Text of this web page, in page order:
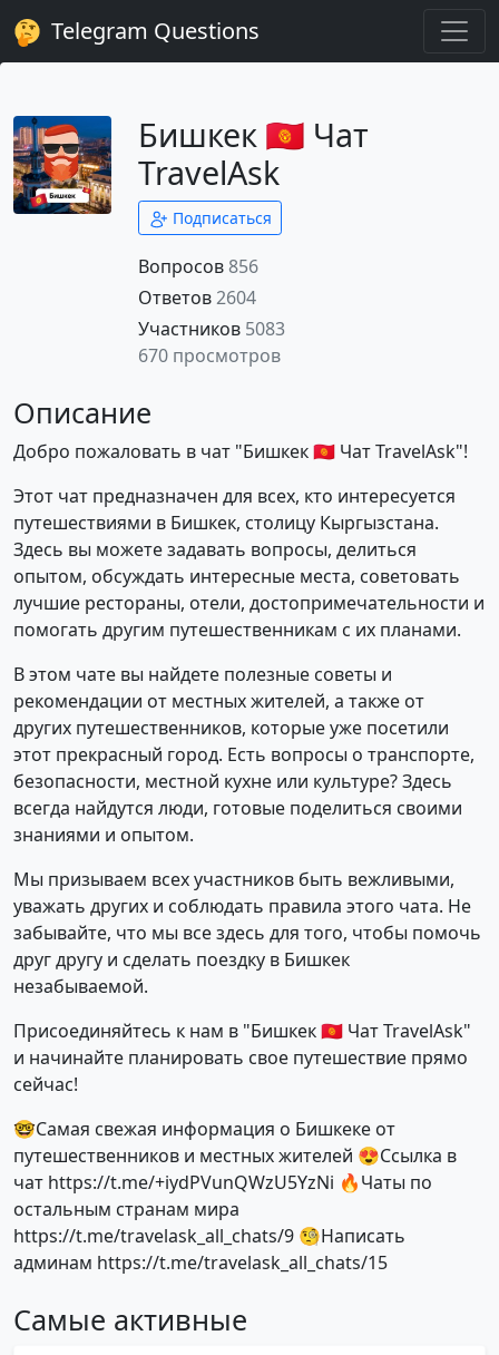
Telegram Questions
Бишкек 🇰🇬 Чат
TravelAsk
Подписаться
Вопросов856
Ответов2604
Участников 5083
670 просмотров
Описание
Добро пожаловать в чат "Бишкек 🇰🇬 Чат TravelAsk"!
Этот чат предназначен для всех, кто интересуется
путешествиями в Бишкек, столицу Кыргызстана.
Здесь вы можете задавать вопросы, делиться
опытом, обсуждать интересные места, советовать
лучшие рестораны, отели, достопримечательности и
помогать другим путешественникам с их планами.
В этом чате вы найдете полезные советы и
рекомендации от местных жителей, а также от
других путешественников, которые уже посетили
этот прекрасный город. Есть вопросы о транспорте,
безопасности, местной кухне или культуре? Здесь
всегда найдутся люди, готовые поделиться своими
знаниями и опытом.
Мы призываем всех участников быть вежливыми,
уважать других и соблюдать правила этого чата. Не
забывайте, что мы все здесь для того, чтобы помочь
друг другу и сделать поездку в Бишкек
незабываемой.
Присоединяйтесь к нам в "Бишкек 🇰🇬 Чат TravelAsk"
и начинайте планировать свое путешествие прямо
сейчас!
🤓Самая свежая информация о Бишкеке от
путешественников и местных жителей 😍Ссылка в
чат https://t.me/+iydPVunQWzU5YzNi 🔥Чаты по
остальным странам мира
https://t.me/travelask_all_chats/9 🧐Написать
админам https://t.me/travelask_all_chats/15
Самые активные